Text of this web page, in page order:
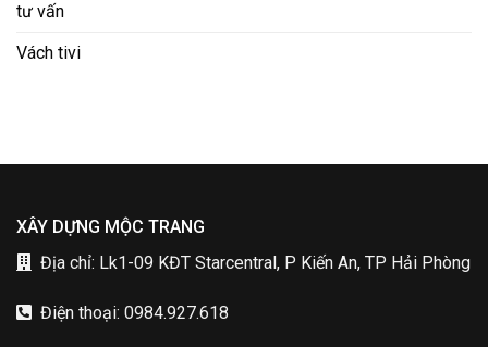
tư vấn
Vách tivi
XÂY DỰNG MỘC TRANG
Địa chỉ: Lk1-09 KĐT Starcentral, P Kiến An, TP Hải Phòng
Điện thoại: 0984.927.618